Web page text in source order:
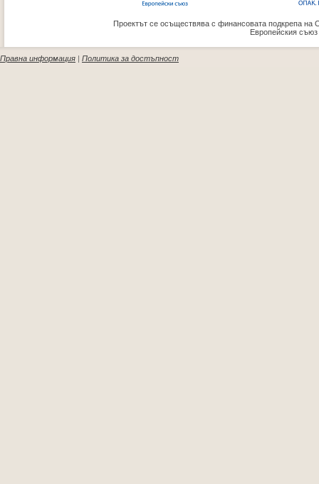
Проектът се осъществява с финансовата подкрепа на
Европейския
Правна информация | Политика за достъпност